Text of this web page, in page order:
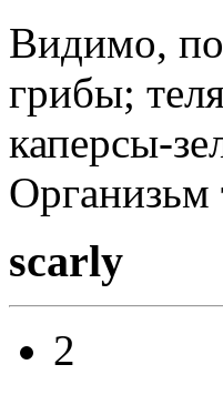
Видимо,
грибы;
каперсы-
Организьм
scarly
2